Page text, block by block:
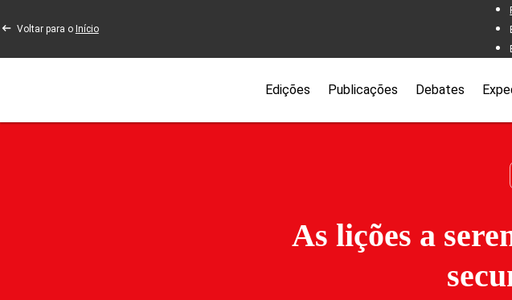
Voltar para o Início
Edições Publicações Debates
As lições a